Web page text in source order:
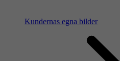
Kundernas egna bilder